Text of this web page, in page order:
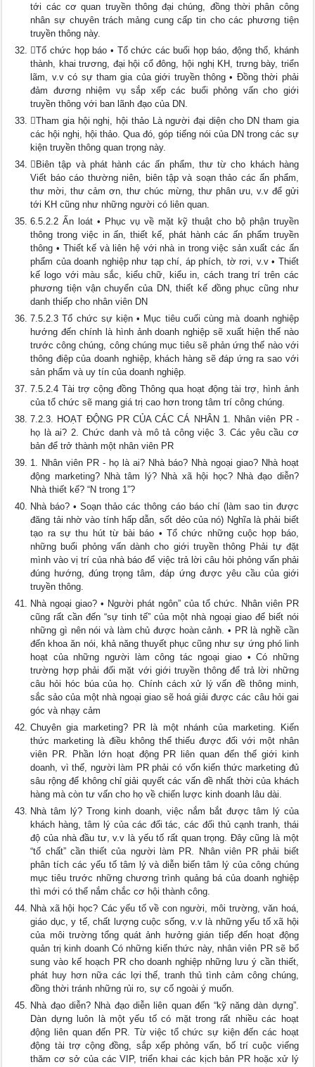
tới các cơ quan truyền thông đại chúng, đồng thời phân công
nhân sự chuyên trách mảng cung cấp tin cho các phương tiện
truyền thông này.
Tổ chức họp báo • Tổ chức các buổi họp báo, động thổ, khánh
thành, khai trương, đại hội cổ đông, hội nghị KH, trưng bày, triển
lãm, v.v có sự tham gia của giới truyền thông • Đồng thời phải
đảm đương nhiệm vụ sắp xếp các buổi phỏng vấn cho giới
truyền thông với ban lãnh đạo của DN.
Tham gia hội nghị, hội thảo Là người đại diện cho DN tham gia
các hội nghị, hội thảo. Qua đó, góp tiếng nói của DN trong các sự
kiện truyền thông quan trọng này.
Biên tập và phát hành các ấn phẩm, thư từ cho khách hàng
Viết báo cáo thường niên, biên tập và soạn thảo các ấn phẩm,
thư mời, thư cảm ơn, thư chúc mừng, thư phân ưu, v.v để gửi
tới KH cũng như những người có liên quan.
6.5.2.2 Ấn loát • Phục vụ về mặt kỹ thuật cho bộ phận truyền
thông trong việc in ấn, thiết kế, phát hành các ấn phẩm truyền
thông • Thiết kế và liên hệ với nhà in trong việc sản xuất các ấn
phẩm của doanh nghiệp như tạp chí, áp phích, tờ rơi, v.v • Thiết
kế logo với màu sắc, kiểu chữ, kiểu in, cách trang trí trên các
phương tiện vận chuyển của DN, thiết kế đồng phục cũng như
danh thiếp cho nhân viên DN
7.5.2.3 Tổ chức sự kiện • Mục tiêu cuối cùng mà doanh nghiệp
hướng đến chính là hình ảnh doanh nghiệp sẽ xuất hiện thế nào
trước công chúng, công chúng mục tiêu sẽ phản ứng thế nào với
thông điệp của doanh nghiệp, khách hàng sẽ đáp ứng ra sao với
sản phẩm và uy tín của doanh nghiệp.
7.5.2.4 Tài trợ cộng đồng Thông qua hoạt động tài trợ, hình ảnh
của tổ chức sẽ mang giá trị cao hơn trong tâm trí công chúng.
7.2.3. HOẠT ĐỘNG PR CỦA CÁC CÁ NHÂN 1. Nhân viên PR -
họ là ai? 2. Chức danh và mô tả công việc 3. Các yêu cầu cơ
bản để trở thành một nhân viên PR
1. Nhân viên PR - họ là ai? Nhà báo? Nhà ngoại giao? Nhà hoạt
động marketing? Nhà tâm lý? Nhà xã hội học? Nhà đạo diễn?
Nhà thiết kế? “N trong 1”?
Nhà báo? • Soạn thảo các thông cáo báo chí (làm sao tin được
đăng tải nhờ vào tính hấp dẫn, sốt dẻo của nó) Nghĩa là phải biết
tạo ra sự thu hút từ bài báo • Tổ chức những cuộc họp báo,
những buổi phỏng vấn dành cho giới truyền thông Phải tự đặt
mình vào vị trí của nhà báo để việc trả lời câu hỏi phỏng vấn phải
đúng hướng, đúng trọng tâm, đáp ứng được yêu cầu của giới
truyền thông.
Nhà ngoại giao? • Người phát ngôn” của tổ chức. Nhân viên PR
cũng rất cần đến “sự tinh tế” của một nhà ngoại giao để biết nói
những gì nên nói và làm chủ được hoàn cảnh. • PR là nghề cần
đến khoa ăn nói, khả năng thuyết phục cũng như sự ứng phó linh
hoạt của những người làm công tác ngoại giao • Có những
trường hợp phải đối mặt với giới truyền thông để trả lời những
câu hỏi hóc búa của họ. Chính cách xử lý vấn đề thông minh,
sắc sảo của một nhà ngoại giao sẽ hoá giải được các câu hỏi gai
góc và nhạy cảm
Chuyên gia marketing? PR là một nhánh của marketing. Kiến
thức marketing là điều không thể thiếu được đối với một nhân
viên PR. Phần lớn hoạt động PR liên quan đến thế giới kinh
doanh, vì thế, người làm PR phải có vốn kiến thức marketing đủ
sâu rộng để không chỉ giải quyết các vấn đề nhất thời của khách
hàng mà còn tư vấn cho họ về chiến lược kinh doanh lâu dài.
Nhà tâm lý? Trong kinh doanh, việc nắm bắt được tâm lý của
khách hàng, tâm lý của các đối tác, các đối thủ cạnh tranh, thái
độ của nhà đầu tư, v.v là yếu tố rất quan trọng. Đây cũng là một
“tố chất” cần thiết của người làm PR. Nhân viên PR phải biết
phân tích các yếu tố tâm lý và diễn biến tâm lý của công chúng
mục tiêu trước những chương trình quảng bá của doanh nghiệp
thì mới có thể nắm chắc cơ hội thành công.
Nhà xã hội học? Các yếu tố về con người, môi trường, văn hoá,
giáo dục, y tế, chất lượng cuộc sống, v.v là những yếu tố xã hội
của môi trường tổng quát ảnh hưởng gián tiếp đến hoạt động
quản trị kinh doanh Có những kiến thức này, nhân viên PR sẽ bổ
sung vào kế hoạch PR cho doanh nghiệp những lưu ý cần thiết,
phát huy hơn nữa các lợi thế, tranh thủ tình cảm công chúng,
đồng thời tránh những rủi ro, sự cố ngoài ý muốn.
Nhà đạo diễn? Nhà đạo diễn liên quan đến “kỹ năng dàn dựng”.
Dàn dựng luôn là một yếu tố có mặt trong rất nhiều các hoạt
động liên quan đến PR. Từ việc tổ chức sự kiện đến các hoạt
động tài trợ cộng đồng, sắp xếp phỏng vấn, bố trí cuộc viếng
thăm cơ sở của các VIP, triển khai các kịch bản PR hoặc xử lý